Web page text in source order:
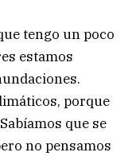
tengo un poco
estamos
porque
que se
no pensamos